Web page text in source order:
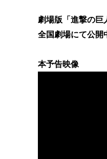
劇場版「進撃の巨
全国劇場にて公開
本予告映像